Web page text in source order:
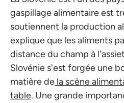
gaspillage alimentaire est
soutiennent la production
explique que les aliments
distance du champ à
Slovénie s'est forgée une
matière de la scène
table. Une grande